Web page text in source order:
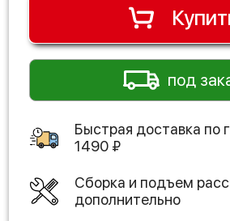
под
Быстрая доставка по
1490 ₽
Сборка и подъем
дополнительно